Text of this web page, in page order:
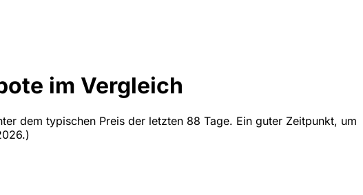
im Vergleich
dem typischen Preis der letzten 88 Tage. Ein guter Zeitpunkt, um